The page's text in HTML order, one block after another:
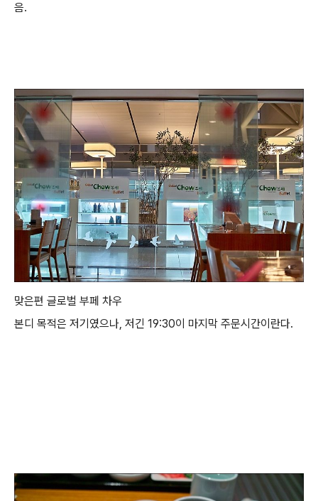
음.
맞은편 글로벌 부페 차우
본디 목적은 저기였으나, 저긴 19:30이 마지막 주문시간이란다.